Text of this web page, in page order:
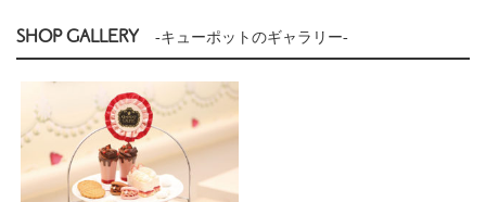
SHOP GALLERY -キューポットのギャラリー-